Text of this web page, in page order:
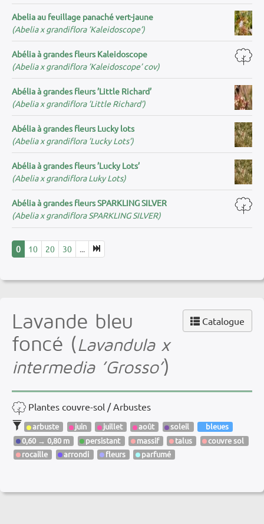
Abelia au feuillage panaché vert-jaune
(Abelia x grandiflora ’Kaleidoscope’)
Abélia à grandes fleurs Kaleidoscope
(Abelia x grandiflora ’Kaleidoscope’ cov)
Abélia à grandes fleurs ’Little Richard’
(Abelia x grandiflora ’Little Richard’)
Abélia à grandes fleurs Lucky lots
(Abelia x grandiflora ’Lucky Lots’)
Abélia à grandes fleurs ’Lucky Lots’
(Abelia x grandiflora Luky Lots)
Abélia à grandes fleurs SPARKLING SILVER
(Abelia x grandiflora SPARKLING SILVER)
0 10 20 30 ...
Catalogue
Lavande bleu
foncé (Lavandula x
intermedia ’Grosso’)
Plantes couvre-sol / Arbustes
arbuste juin juillet août soleil
bleues
0,60 → 0,80 m
persistant massif talus
couvre sol
rocaille
arrondi fleurs parfumé